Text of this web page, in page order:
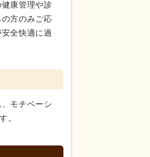
康管理や診
方のみご応
全快適に過
モチベーシ
。